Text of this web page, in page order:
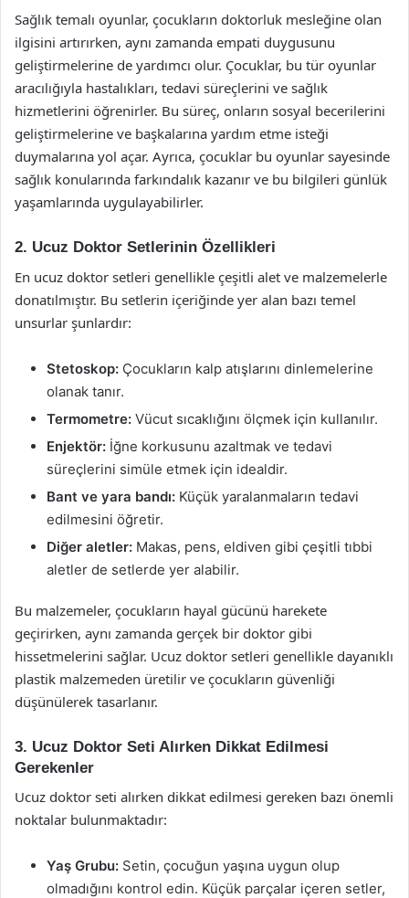
Sağlık temalı oyunlar, çocukların doktorluk mesleğine olan
ilgisini artırırken, aynı zamanda empati duygusunu
geliştirmelerine de yardımcı olur. Çocuklar, bu tür oyunlar
aracılığıyla hastalıkları, tedavi süreçlerini ve sağlık
hizmetlerini öğrenirler. Bu süreç, onların sosyal becerilerini
geliştirmelerine ve başkalarına yardım etme isteği
duymalarına yol açar. Ayrıca, çocuklar bu oyunlar sayesinde
sağlık konularında farkındalık kazanır ve bu bilgileri günlük
yaşamlarında uygulayabilirler.
2. Ucuz Doktor Setlerinin Özellikleri
En ucuz doktor setleri genellikle çeşitli alet ve malzemelerle
donatılmıştır. Bu setlerin içeriğinde yer alan bazı temel
unsurlar şunlardır:
Stetoskop: Çocukların kalp atışlarını dinlemelerine
olanak tanır.
Termometre: Vücut sıcaklığını ölçmek için kullanılır.
Enjektör: İğne korkusunu azaltmak ve tedavi
süreçlerini simüle etmek için idealdir.
Bant ve yara bandı: Küçük yaralanmaların tedavi
edilmesini öğretir.
Diğer aletler: Makas, pens, eldiven gibi çeşitli tıbbi
aletler de setlerde yer alabilir.
Bu malzemeler, çocukların hayal gücünü harekete
geçirirken, aynı zamanda gerçek bir doktor gibi
hissetmelerini sağlar. Ucuz doktor setleri genellikle dayanıklı
plastik malzemeden üretilir ve çocukların güvenliği
düşünülerek tasarlanır.
3. Ucuz Doktor Seti Alırken Dikkat Edilmesi
Gerekenler
Ucuz doktor seti alırken dikkat edilmesi gereken bazı önemli
noktalar bulunmaktadır:
Yaş Grubu: Setin, çocuğun yaşına uygun olup
olmadığını kontrol edin. Küçük parçalar içeren setler,